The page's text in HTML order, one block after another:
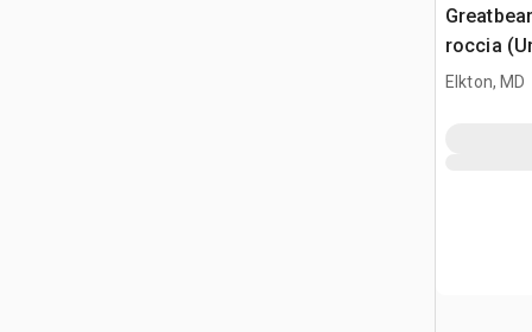
roccia
Elkton, MD